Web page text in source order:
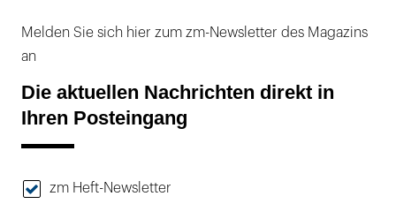
Melden Sie sich hier zum zm-Newsletter des Magazins
an
Die aktuellen Nachrichten direkt in
Ihren Posteingang
zm Heft-Newsletter